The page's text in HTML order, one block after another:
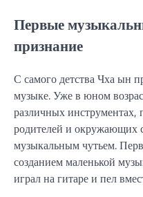
Первые
признание
С самого детства Чха ын
музыке. Уже в юном
различных инструментах,
родителей и окружающих
музыкальным чутьем.
созданием маленькой
играл на гитаре и пел